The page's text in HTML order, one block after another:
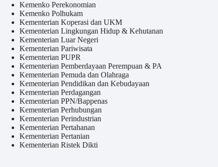
Kemenko Perekonomian
Kemenko Polhukam
Kementerian Koperasi dan UKM
Kementerian Lingkungan Hidup & Kehutanan
Kementerian Luar Negeri
Kementerian Pariwisata
Kementerian PUPR
Kementerian Pemberdayaan Perempuan & PA
Kementerian Pemuda dan Olahraga
Kementerian Pendidikan dan Kebudayaan
Kementerian Perdagangan
Kementerian PPN/Bappenas
Kementerian Perhubungan
Kementerian Perindustrian
Kementerian Pertahanan
Kementerian Pertanian
Kementerian Ristek Dikti